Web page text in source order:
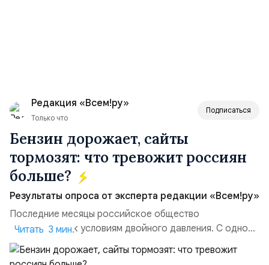
Редакция «Всем!ру»
Только что
Подписаться
Бензин дорожает, сайты
тормозят: что тревожит россиян
больше?
Результаты опроса от эксперта редакции «Всем!ру»
Последние месяцы российское общество
адаптируется к условиям двойного давления. С одной
стороны, происходит рост цен на товары первой
необходимости, инфляция и локальные сбои в
Читать 3 мин.